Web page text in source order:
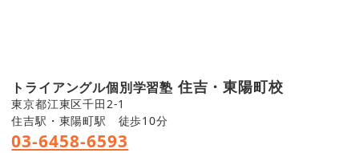
トライアングル個別学習塾 住吉・東陽町校
東京都江東区千田2-1
住吉駅・東陽町駅 徒歩10分
03-6458-6593